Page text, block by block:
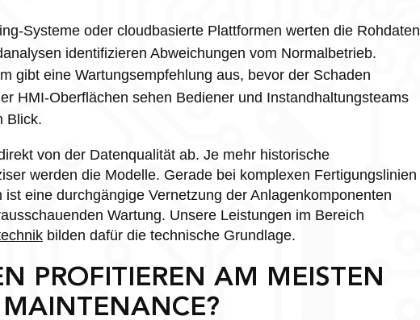
Systeme oder cloudbasierte Plattformen werten die Rohdaten
identifizieren Abweichungen vom Normalbetrieb.
gibt eine Wartungsempfehlung aus, bevor der Schaden
HMI-Oberflächen sehen Bediener und Instandhaltungsteams
Blick.
von der Datenqualität ab. Je mehr historische
werden die Modelle. Gerade bei komplexen Fertigungslinien
eine durchgängige Vernetzung der Anlagenkomponenten
Wartung. Unsere Leistungen im Bereich
bilden dafür die technische Grundlage.
PROFITIEREN AM MEISTEN